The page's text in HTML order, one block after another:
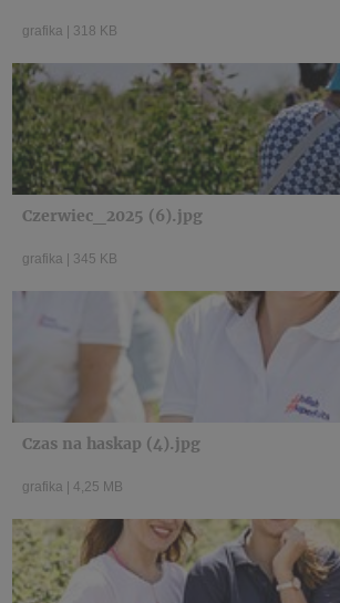
grafika 318 KB
Czerwiec_2025 (6).jpg
grafika 345 KB
Czas na haskap (4).jpg
grafika 4,25 MB